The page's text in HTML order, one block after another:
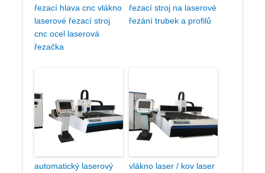
řezací hlava cnc vlákno
laserové řezací stroj
cnc ocel laserová
řezačka
řezací stroj na laserové
řezání trubek a profilů
automatický laserový
vlákno laser / kov laser